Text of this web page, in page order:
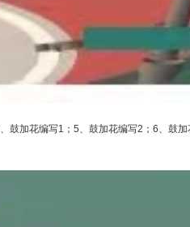
鼓加花编写1；5、鼓加花编写2；6、鼓